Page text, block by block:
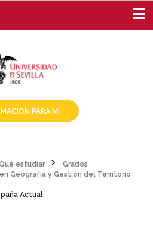
PARA MÍ
estudiar
Grados
Geografía y Gestión del Territorio
Actual